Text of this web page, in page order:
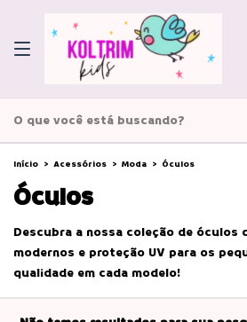
Início > Acessórios > Moda > Óculos
Óculos
Descubra a nossa coleção de
modernos e proteção UV para os
qualidade em cada modelo!